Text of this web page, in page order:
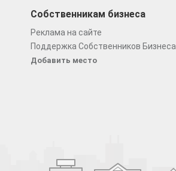
Собственникам бизнеса
Реклама на сайте
Поддержка Собственников Бизнеса
Добавить место